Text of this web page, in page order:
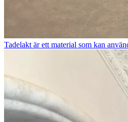
Tadelakt är ett material som kan